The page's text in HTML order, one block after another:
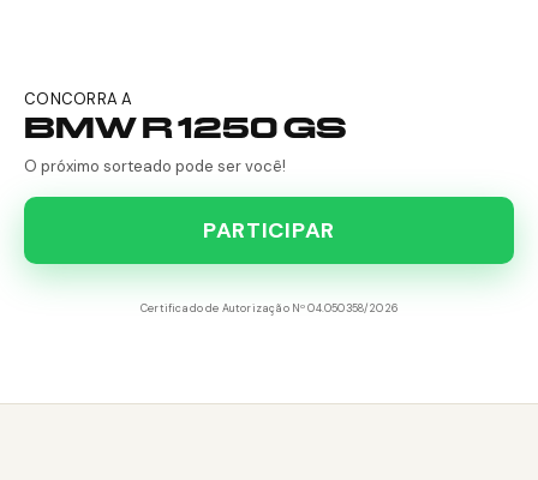
CONCORRA A
BMW R 1250 GS
O próximo sorteado pode ser você!
PARTICIPAR
Certificado de Autorização Nº 04.050358/2026